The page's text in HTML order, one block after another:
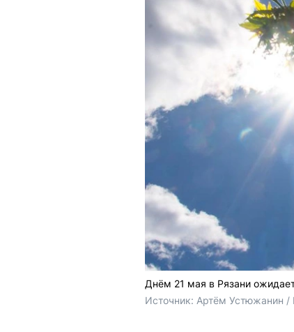
Днём 21 мая в Рязани
Источник: Артём Устюжанин /